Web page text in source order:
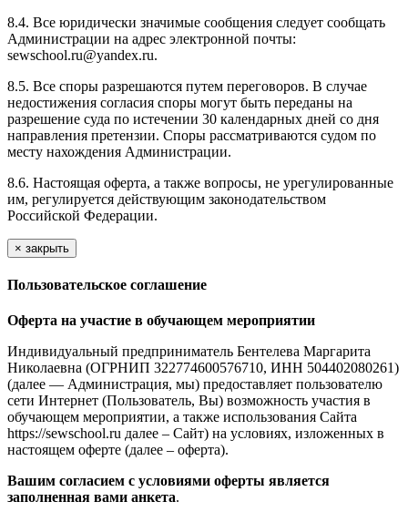
8.4. Все юридически значимые сообщения следует сообщать
Администрации на адрес электронной почты:
sewschool.ru@yandex.ru.
8.5. Все споры разрешаются путем переговоров. В случае
недостижения согласия споры могут быть переданы на
разрешение суда по истечении 30 календарных дней со дня
направления претензии. Споры рассматриваются судом по
месту нахождения Администрации.
8.6. Настоящая оферта, а также вопросы, не урегулированные
им, регулируется действующим законодательством
Российской Федерации.
× закрыть
Пользовательское соглашение
Оферта на участие в обучающем мероприятии
Индивидуальный предприниматель Бентелева Маргарита
Николаевна (ОГРНИП 322774600576710, ИНН 504402080261)
(далее — Администрация, мы) предоставляет пользователю
сети Интернет (Пользователь, Вы) возможность участия в
обучающем мероприятии, а также использования Сайта
https://sewschool.ru далее – Сайт) на условиях, изложенных в
настоящем оферте (далее – оферта).
Вашим согласием с условиями оферты является
заполненная вами анкета.